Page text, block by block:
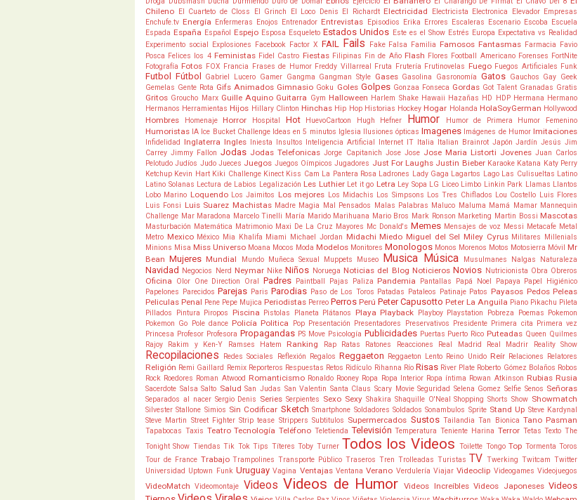
Chileno
El Cuarteto de Closs El Grinch El Loco Denis El Richardt Electricidad Electricista Electronica Elevador Empresas
Enchufe.tv Energía Enfermeras Enojos Entrenador Entrevistas Episodios Erika Errores Escaleras Escenario Escoba
Escuela
Espada España Español Espejo Esposa Esqueleto Estados Unidos Este es el Show Estrés Europa Expectativa vs Realidad
Experimento social
Explosiones Facebook Factor X FAIL Fails Fake Falsa Familia Famosos Fantasmas Farmacia
Favio
Posca Felices los 4 Feministas Fidel Castro Fiestas Filipinas Fin de Año Flash Flores Football Americano Forenses FortNite
Fotografía Fotos FOX Francia Frases de Humor Freddy Villarreal Fruta Frutería Frutinovelas Fuego Fuegos Artificiales Funk
Futbol Fútbol Gabriel Lucero Gamer Gangma Gangman Style Gases Gasolina Gasronomía Gatos Gauchos Gay Geek
Gemelas Gente Rota Gifs Animados Gimnasio Goku Goles Golpes Gonzaa Fonseca Gordas Got Talent Granadas Gratis
Gritos Groucho Marx Guille Aquino Guitarra Gym Halloween Harlem Shake Hawaii Hazañas HD HDP Hermana Hermano
Hermanos Herramientas Hijos Hillary Clinton Hinchas Hip Hop Historias Hockey Hogar Holanda HolaSoyGerman Hollywood
Hombres Homenaje Horror Hospital Hot HuevoCartoon Hugh Hefner Humor Humor de Primera Humor Femenino
Humoristas IA Ice Bucket Challenge Ideas en 5 minutos Iglesia Ilusiones ópticas Imagenes Imágenes de Humor Imitaciones
Infidelidad Inglaterra Ingles Iniesta Insultos Inteligencia Artificial Internet IT Italia Italian Brainrot Japón Jardín Jesús Jim
Carrey Jimmy Fallon Jodas Jodas Telefonicas Jorge Capitanich Jose Jose Jose Maria Listorti Jovenes Juan Carlos
Pelotudo Judíos Judo Jueces Juegos Juegos Oímpicos Jugadores Just For Laughs Justin Bieber Karaoke Katana Katy Perry
Ketchup Kevin Hart Kiki Challenge Kinect Kiss Cam La Pantera Rosa Ladrones Lady Gaga Lagartos Lago Las Culisueltas Latino
Latino Solanas Lectura de Labios Legalización Les Luthier Let it go Letra Ley Sopa LG Liceo Limbo Linkin Park Llamas Llantos
Lobo Marino Loquendo Los Jaimitos Los mejores Los Midachis Los Simpsons Los Tres Chiflados Lou Costello Luis Flores
Luis Fonsi Luis Suarez Machistas Madre Magia Mal Pensados Malas Palabras Maluco Maluma Mamá Mamar Mannequin
Challenge Mar Maradona Marcelo Tinelli María Marido Marihuana Mario Bros Mark Ronson Marketing Martin Bossi Mascotas
Masturbación Matemática Matrimonio Maxi De La Cruz Mayores Mc Donald's Memes Mensajes de voz Messi Metacafe Metal
Metro Mexico México Mia Khalifa Miami Michael Jordan Midachi Miedo Miguel del Sel Miley Cyrus Militares
Millenials
Minions Misa Miss Universo Moana Mocos Moda Modelos Monitores Monologos Monos Morenos Motos Motosierra Móvil Mr
Bean Mujeres Mundial Mundo Muñeca Sexual Muppets Museo Musica Música Musulmanes Nalgas Naturaleza
Navidad Negocios Nerd Neymar Nike Niños Noruega Noticias del Blog Noticieros Novios Nutricionista Obra Obreros
Oficina Olor One Direction Oral Padres Paintball Pajas Paliza Pandemia Pantallas Papá Noel Papaya
Papel Higiénico
Papelones
Parecidos Parejas Paris Parodias Paso de Los Toros Patadas Pataleos Patinaje Patos Payasos Pedos Peleas
Peliculas Penal Pene Pepe Mujica Periodistas Perreo Perros Perú Peter Capusotto Peter La Anguila Piano Pikachu Pileta
Pillados
Pintura Piropos Piscina Pistolas Planeta Plátanos Playa Playback Playboy Playstation Pobreza Poemas
Pokemon
Pokemon Go
Pole dance Policía Politica Pop Presentación Presentadores Preservativos Presidente Primera cita
Primera vez
Princesa Profesor Profesora Propagandas PS Move Psicología Publicidades Puertas Puerto Rico Puteadas Queen Quilmes
Rajoy
Rakim y Ken-Y Ramses Hatem Ranking Rap Ratas Ratones Reacciones Real Madrid Real Madrir Reality Show
Recopilaciones Redes Sociales Reflexión Regalos Reggaeton Reggaeton Lento Reino Unido Reír Relaciones Relatores
Religión Remi Gaillard Remix Reporteros Respuestas Retos Ridículo Rihanna Río Risas River Plate Roberto Gómez Bolaños Robos
Rock Roedores Roman Atwood Romanticismo Ronaldo Rooney Ropa Ropa Interior Ropa íntima Rowan Atkinson Rubias Rusia
Sacerdote Salsa Salto Salud San Judas San Valentin Santa Claus Scary Movie Seguridad Selena Gomez Selfie Senos Señoras
Separados al nacer Sergio Denis Series Serpientes Sexo Sexy Shakira Shaquille O'Neal Shopping Shorts Show Showmatch
Silvester Stallone Simios Sin Codificar Sketch Smartphone Soldadores Soldados Sonambulos Sprite Stand Up Steve Kardynal
Steve Martin Street Fighter Strip tease Strippers Subtitulos Supermercados Sustos Tailandia Tan Bionica Tano Pasman
Tapabocas Taxis Teatro Tecnología Teléfono Teletienda Televisión Temperatura Teniente Harina Terror Tetas Texto The
Tonight Show Tiendas Tik Tok Tips Títeres Toby Turner Todos los Videos Toilette Tongo Top Tormenta Toros
Tour de France Trabajo Trampolines Transporte Público Traseros Tren Trolleadas Turistas TV Twerking Twitcam Twitter
Universidad Uptown Funk Uruguay Vagina Ventajas Ventana Verano Verdulería Viajar Videoclip Videogames Videojuegos
VideoMatch Videomontaje Videos Videos de Humor Videos Increíbles Videos Japoneses Videos